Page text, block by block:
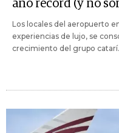
año récord (y no
Los locales del aeropuerto
experiencias de lujo, se
crecimiento del grupo catarí.